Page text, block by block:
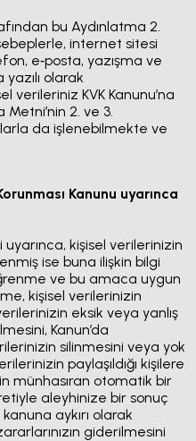
bu Aydınlatma 2.
internet sitesi
e‐posta, yazışma ve
olarak
verileriniz KVK Kanunu’na
2. ve 3.
da işlenebilmekte ve
Kanunu uyarınca
uyarınca, kişisel verilerinizin
ise buna ilişkin bilgi
ve bu amaca uygun
kişisel verilerinizin
eksik veya yanlış
Kanun’da
silinmesini veya yok
paylaşıldığı kişilere
münhasıran otomatik bir
aleyhinize bir sonuç
aykırı olarak
giderilmesini